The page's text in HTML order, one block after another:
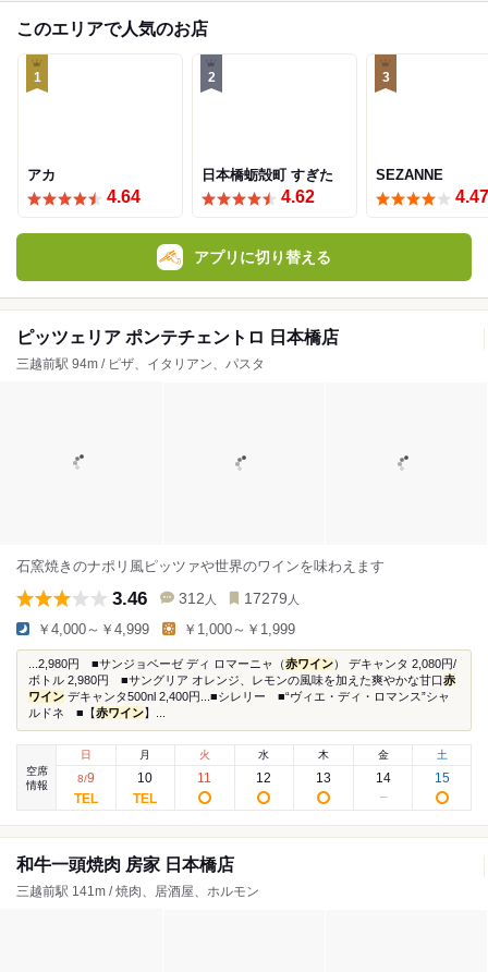
このエリアで人気のお店
1
アカ
4.64
2
日本橋蛎殻町 すぎた
4.62
3
SEZANNE
4.47
アプリに切り替える
ピッツェリア ポンテチェントロ 日本橋店
三越前駅 94m / ピザ、イタリアン、パスタ
石窯焼きのナポリ風ピッツァや世界のワインを味わえます
3.46 312 人 17279 人
￥4,000～￥4,999 ￥1,000～￥1,999
...2,980円 ■サンジョベーゼ ディ ロマーニャ（赤ワイン） デキャンタ 2,080円/
ボトル 2,980円 ■サングリア オレンジ、レモンの風味を加えた爽やかな甘口 赤
ワイン デキャンタ500nl 2,400円...■シレリー ■“ヴィエ・ディ・ロマンス”シャ
ルドネ ■【赤ワイン】...
空席
情報
日
8/9
月
10
火
11
水
12
木
13
金
14
土
15
和牛一頭焼肉 房家 日本橋店
三越前駅 141m / 焼肉、居酒屋、ホルモン